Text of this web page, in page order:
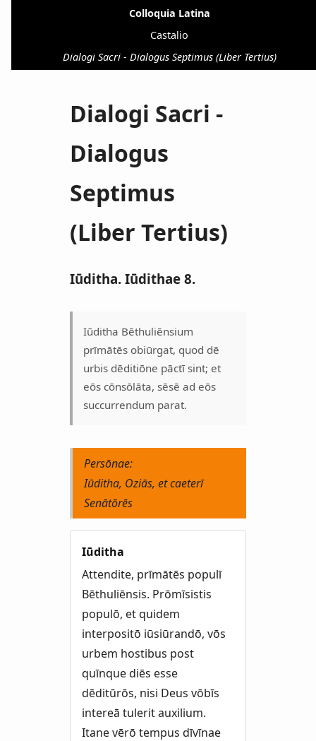
Colloquia Latina
Castalio
Dialogi Sacri - Dialogus Septimus (Liber Tertius)
Dialogi Sacri -
Dialogus
Septimus
(Liber Tertius)
Iūditha. Iūdithae 8.
Iūditha Bēthuliēnsium
prīmātēs obiūrgat, quod dē
urbis dēditiōne pāctī sint; et
eōs cōnsōlāta, sēsē ad eōs
succurrendum parat.
Persōnae:
Iūditha, Oziās, et caeterī
Senātōrēs
Iūditha
Attendite, prīmātēs populī
Bēthuliēnsis. Prōmīsistis
populō, et quidem
interpositō iūsiūrandō, vōs
urbem hostibus post
quīnque diēs esse
dēditūrōs, nisi Deus vōbīs
intereā tulerit auxilium.
Itane vērō tempus dīvīnae